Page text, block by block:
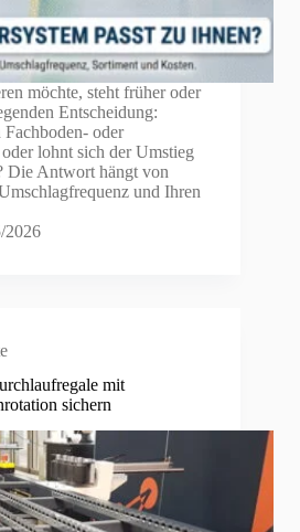
möchte, steht früher oder
Entscheidung:
oder
lohnt sich der Umstieg
Die Antwort hängt von
und Ihren
2026
mit
sichern